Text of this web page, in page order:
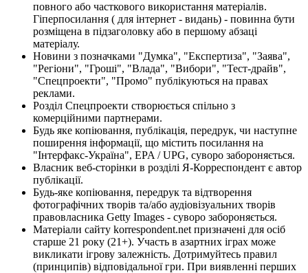
повного або часткового використання матеріалів.
Гіперпосилання ( для інтернет - видань) - повинна бути
розміщена в підзаголовку або в першому абзаці
матеріалу.
Новини з позначками "Думка", "Експертиза", "Заява",
"Регіони", "Гроші", "Влада", "Вибори", "Тест-драйв",
"Спецпроекти", "Промо" публікуються на правах
реклами.
Розділ Спецпроекти створюється спільно з
комерційними партнерами.
Будь яке копіювання, публікація, передрук, чи наступне
поширення інформації, що містить посилання на
"Інтерфакс-Україна", EPA / UPG, суворо забороняється.
Власник веб-сторінки в розділі Я-Корреспондент є автор
публікації.
Будь-яке копіювання, передрук та відтворення
фотографічних творів та/або аудіовізуальних творів
правовласника Getty Images - суворо забороняється.
Матеріали сайту korrespondent.net призначені для осіб
старше 21 року (21+). Участь в азартних іграх може
викликати ігрову залежність. Дотримуйтесь правил
(принципів) відповідальної гри. При виявленні перших